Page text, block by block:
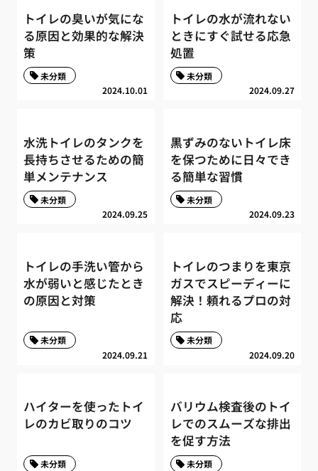
トイレの臭いが気にな
る原因と効果的な解決
策
2024.10.01
未分類
トイレの水が流れない
ときにすぐ試せる応急
処置
2024.09.27
未分類
水洗トイレのタンクを
長持ちさせるための簡
単メンテナンス
2024.09.25
未分類
黒ずみのないトイレ床
を保つために日々でき
る簡単な習慣
2024.09.23
未分類
トイレの手洗い管から
水が弱いと感じたとき
の原因と対策
2024.09.21
未分類
トイレのつまりを東京
ガスでスピーディーに
解決！頼れるプロの対
応
2024.09.20
未分類
ハイターを使ったトイ
レのカビ取りのコツ
未分類
バリウム検査後のトイ
レでのスムーズな排出
を促す方法
未分類